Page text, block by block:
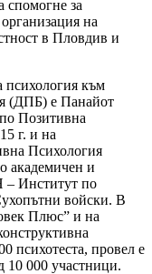
спомогне за
на
в Пловдив и
психология към
(ДПБ) е Панайот
Позитивна
г. и на
Психология
академичен и
– Институт по
войски. В
Плюс” и на
психотеста, провел е
10 000 участници.